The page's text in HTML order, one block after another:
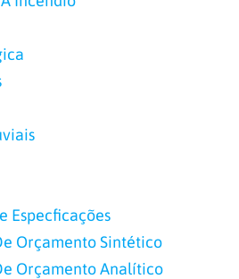
Especficações
Orçamento Sintético
Orçamento Analítico